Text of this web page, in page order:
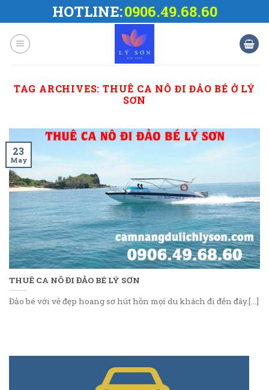
to
content
HOTLINE:0906.49.68.60
TAG ARCHIVES:THUÊ CA NÔ ĐI ĐẢO BÉ Ở LÝ
SƠN
THUÊ CA NÔ ĐI ĐẢO BÉ LÝ SƠN
Đảo bé với vẻ đẹp hoang sơ hút hồn mọi du khách đi đến đây.[...]
23
May